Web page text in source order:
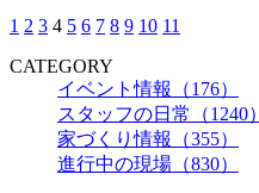
1 2 3 4 5 6 7 8 9 10 11
CATEGORY
イベント情報（176）
スタッフの日常（1240）
家づくり情報（355）
進行中の現場（830）